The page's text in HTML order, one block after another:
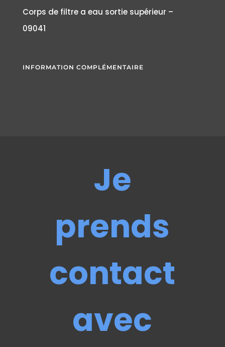
Corps de filtre a eau sortie supérieur –
09041
INFORMATION COMPLÉMENTAIRE
Je
prends
contact
avec